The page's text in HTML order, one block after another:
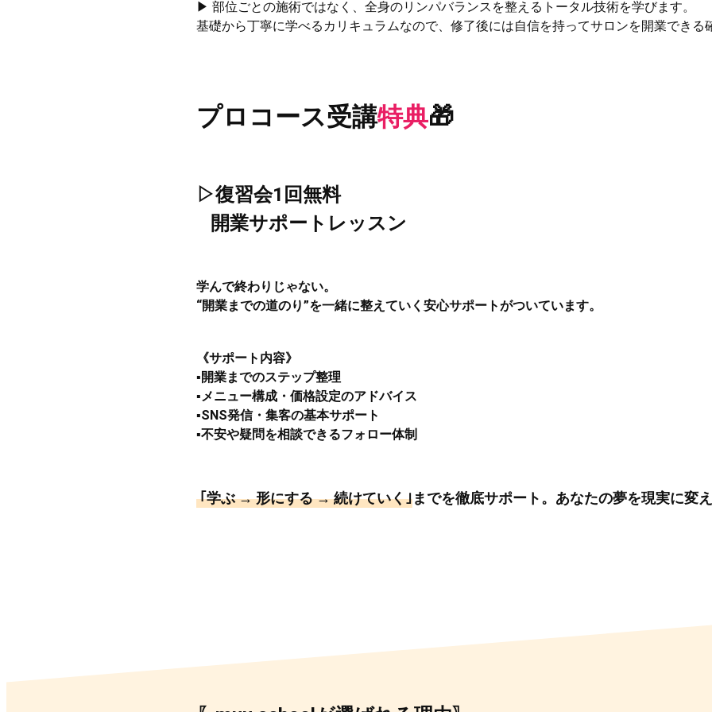
▶ 部位ごとの施術ではなく、全身のリンパバランスを整えるトータル技術を学びます。
基礎から丁寧に学べるカリキュラムなので、修了後には自信を持ってサロンを開業できる
プロコース受講特典🎁
▷復習会1回無料
開業サポートレッスン
学んで終わりじゃない。
“開業までの道のり”を一緒に整えていく安心サポートがついています。
《サポート内容》
▪︎開業までのステップ整理
▪︎メニュー構成・価格設定のアドバイス
▪︎SNS発信・集客の基本サポート
▪︎不安や疑問を相談できるフォロー体制
｢学ぶ → 形にする → 続けていく｣までを徹底サポート。あなたの夢を現実に変